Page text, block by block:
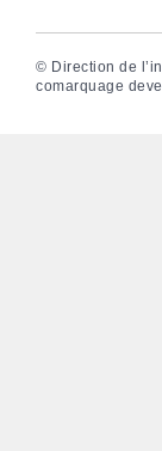
© Direction de
comarquage